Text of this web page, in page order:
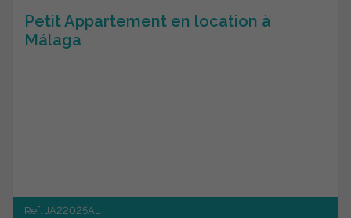
Petit Appartement en location à
Málaga
Ref. JA22025AL